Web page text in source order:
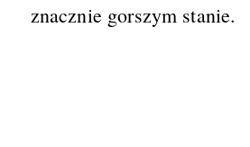
znacznie gorszym stanie.